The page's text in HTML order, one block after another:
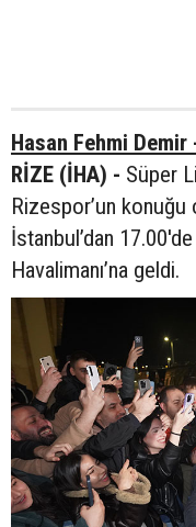
Hasan Fehmi Demir
RİZE (İHA) - Süper
Rizespor’un konuğu
İstanbul’dan
Havalimanı’na geldi.